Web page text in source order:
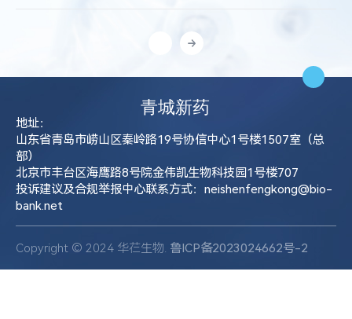
地址：
山东省青岛市崂山区秦岭路19号协信中心1号楼1507室（总
部）
北京市丰台区海鹰路8号院金伟凯生物科技园1号楼707
投诉建议及合规举报中心联系方式：neishenfengkong@bio-
bank.net
Copyright © 2024 华芢生物. 鲁ICP备2023024662号-2